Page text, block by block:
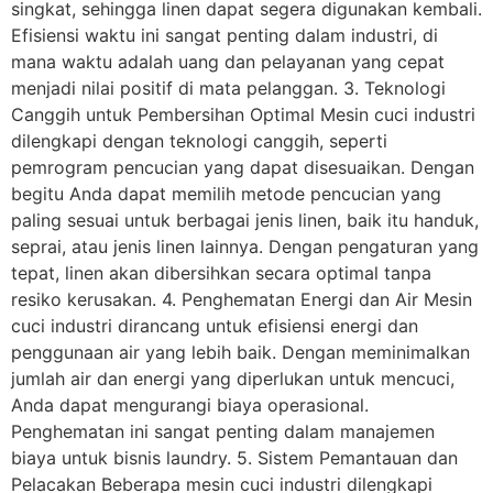
singkat, sehingga linen dapat segera digunakan kembali.
Efisiensi waktu ini sangat penting dalam industri, di
mana waktu adalah uang dan pelayanan yang cepat
menjadi nilai positif di mata pelanggan. 3. Teknologi
Canggih untuk Pembersihan Optimal Mesin cuci industri
dilengkapi dengan teknologi canggih, seperti
pemrogram pencucian yang dapat disesuaikan. Dengan
begitu Anda dapat memilih metode pencucian yang
paling sesuai untuk berbagai jenis linen, baik itu handuk,
seprai, atau jenis linen lainnya. Dengan pengaturan yang
tepat, linen akan dibersihkan secara optimal tanpa
resiko kerusakan. 4. Penghematan Energi dan Air Mesin
cuci industri dirancang untuk efisiensi energi dan
penggunaan air yang lebih baik. Dengan meminimalkan
jumlah air dan energi yang diperlukan untuk mencuci,
Anda dapat mengurangi biaya operasional.
Penghematan ini sangat penting dalam manajemen
biaya untuk bisnis laundry. 5. Sistem Pemantauan dan
Pelacakan Beberapa mesin cuci industri dilengkapi